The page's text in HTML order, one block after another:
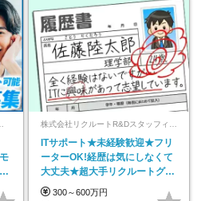
ITサポート★未経験歓迎★フリ
ーターOK!経歴は気にしなくて
大丈夫★超大手リクルートグル
ープの正社員/sg
300～600万円